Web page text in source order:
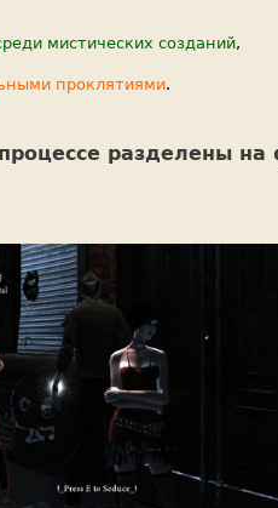
мистических созданий,
проклятиями.
разделены на